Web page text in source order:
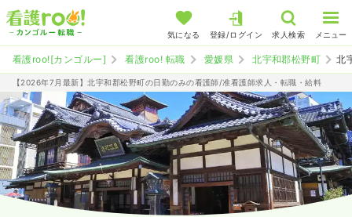
気になる 登録/ログイン 求人検索 メニュー
看護roo![カンゴルー] 看護roo! 転職 愛媛県 北宇和郡松野町 北
【2026年7月最新】北宇和郡松野町の日勤のみの看護師/准看護師求人・転職・給料